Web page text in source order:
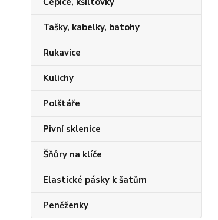
Tašky, kabelky, batohy
Rukavice
Kulichy
Polštáře
Pivní sklenice
Šňůry na klíče
Elastické pásky k šatům
Peněženky